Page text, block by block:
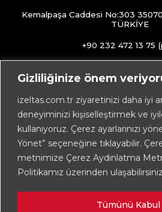
Gizliliğinize önem
izeltas.com.tr ziyaretinizi daha iyi
deneyiminizi kişiselleştirmek ve
kullanıyoruz. Çerez ayarlarınızı
Yönet” seçeneğine tıklayabilir.
metnimize Çerez Aydınlatma
Politikamız üzerinden
Tümünü
Kemalpaşa Caddesi No:303
TÜRKİYE
+90 232 472 13 75